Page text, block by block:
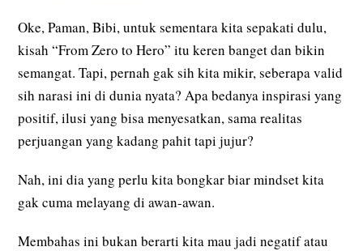
Oke, Paman, Bibi, untuk sementara kita sepakati dulu,
kisah “From Zero to Hero” itu keren banget dan bikin
semangat. Tapi, pernah gak sih kita mikir, seberapa valid
sih narasi ini di dunia nyata? Apa bedanya inspirasi yang
positif, ilusi yang bisa menyesatkan, sama realitas
perjuangan yang kadang pahit tapi jujur?
Nah, ini dia yang perlu kita bongkar biar mindset kita
gak cuma melayang di awan-awan.
Membahas ini bukan berarti kita mau jadi negatif atau